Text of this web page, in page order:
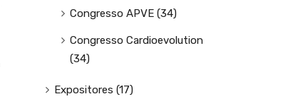
Congresso APVE (34)
Congresso Cardioevolution
(34)
Expositores (17)